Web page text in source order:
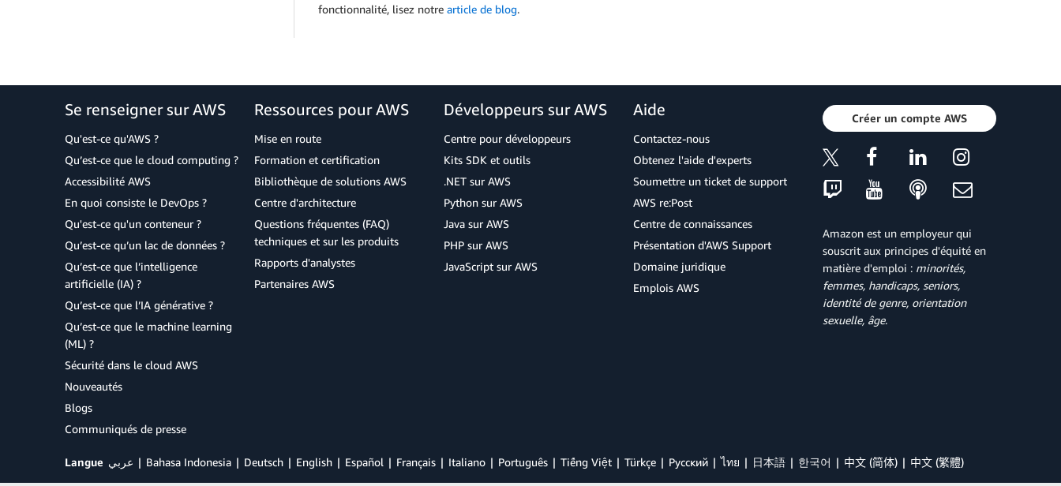
fonctionnalité, lisez notre article de blog.
Se renseigner sur AWS
Qu'est-ce qu'AWS ?
Qu’est-ce que le cloud computing ?
Accessibilité AWS
En quoi consiste le DevOps ?
Qu'est-ce qu'un conteneur ?
Qu’est-ce qu’un lac de données ?
Qu’est-ce que l’intelligence
artificielle (IA) ?
Qu’est-ce que l’IA générative ?
Qu’est-ce que le machine learning
(ML) ?
Sécurité dans le cloud AWS
Nouveautés
Blogs
Communiqués de presse
Ressources pour AWS
Mise en route
Formation et certification
Bibliothèque de solutions AWS
Centre d'architecture
Questions fréquentes (FAQ)
techniques et sur les produits
Rapports d'analystes
Partenaires AWS
Développeurs sur AWS
Centre pour développeurs
Kits SDK et outils
.NET sur AWS
Python sur AWS
Java sur AWS
PHP sur AWS
JavaScript sur AWS
Aide
Contactez-nous
Obtenez l'aide d'experts
Soumettre un ticket de support
AWS re:Post
Centre de connaissances
Présentation d'AWS Support
Domaine juridique
Emplois AWS
Créer un compte AWS
Amazon est un employeur qui
souscrit aux principes d'équité en
matière d'emploi : minorités,
femmes, handicaps, seniors,
identité de genre, orientation
sexuelle, âge.
Langue عربي Bahasa Indonesia Deutsch English Español Français Italiano Português Tiếng Việt Türkçe Ρусский ไทย 日本語 한국어 中文 (简体) 中文 (繁體)